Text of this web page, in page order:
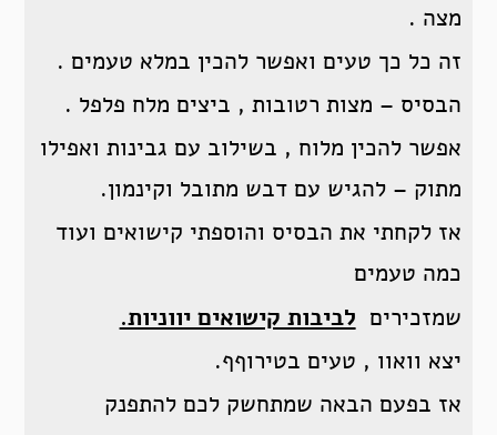
מצה .
זה כל כך טעים ואפשר להכין במלא טעמים .
הבסיס – מצות רטובות , ביצים מלח פלפל .
אפשר להכין מלוח , בשילוב עם גבינות ואפילו
מתוק – להגיש עם דבש מתובל וקינמון.
אז לקחתי את הבסיס והוספתי קישואים ועוד
כמה טעמים
שמזכירים לביבות קישואים יווניות.
יצא וואוו , טעים בטירוףף.
אז בפעם הבאה שמתחשק לכם להתפנק